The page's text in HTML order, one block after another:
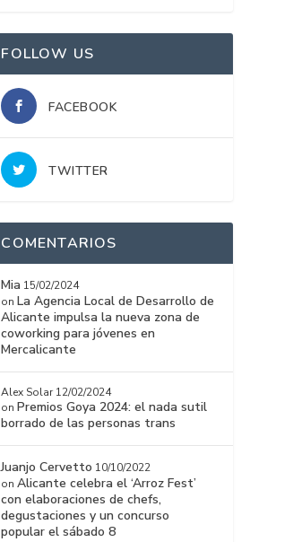
FOLLOW US
FACEBOOK
TWITTER
COMENTARIOS
Mia 15/02/2024
on La Agencia Local de Desarrollo de
Alicante impulsa la nueva zona de
coworking para jóvenes en
Mercalicante
Alex Solar 12/02/2024
on Premios Goya 2024: el nada sutil
borrado de las personas trans
Juanjo Cervetto 10/10/2022
onAlicante celebra el ‘Arroz Fest’
con elaboraciones de chefs,
degustaciones y un concurso
popular el sábado 8